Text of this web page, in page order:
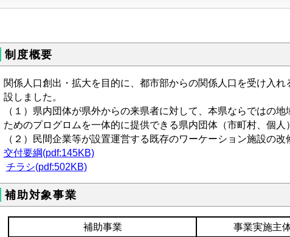
制度概要
関係人口創出・拡大を目的に、都市部からの関係人口を受け入
設しました。
（１）県内団体が県外からの来県者に対して、本県ならではの
ためのプログロムを一体的に提供できる県内団体（市町村、個人
（２）民間企業等が設置運営する既存のワーケーション施設の改
交付要綱(pdf:145KB)
チラシ(pdf:502KB)
補助対象事業
補助事業 事業実施主